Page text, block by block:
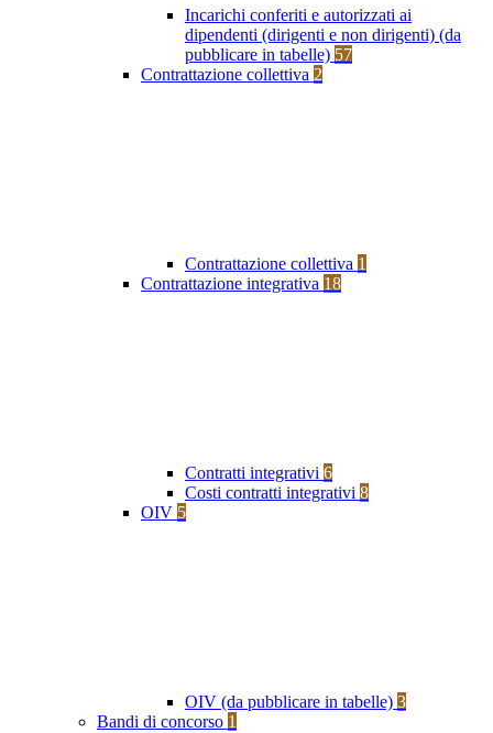
Incarichi conferiti e autorizzati ai
dipendenti (dirigenti e non dirigenti) (da
pubblicare in tabelle) 57
Contrattazione collettiva 2
Contrattazione collettiva 1
Contrattazione integrativa 18
Contratti integrativi 6
Costi contratti integrativi 8
OIV 5
OIV (da pubblicare in tabelle) 3
Bandi di concorso 1